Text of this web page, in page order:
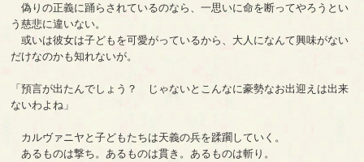
偽りの正義に踊らされているのなら、一思いに命を断ってやろうとい
う慈悲に違いない。
或いは彼女は子どもを可愛がっているから、大人になんて興味がない
だけなのかも知れないが。
「預言が出たんでしょう？ じゃないとこんなに豪勢なお出迎えは出来
ないわよね」
カルヴァニヤと子どもたちは天義の兵を蹂躙していく。
あるものは撃ち。あるものは貫き。あるものは斬り。